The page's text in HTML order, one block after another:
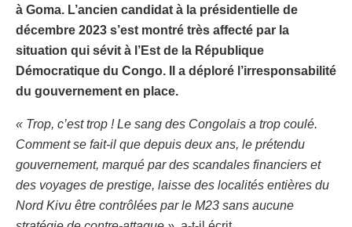
à Goma. L’ancien candidat à la présidentielle de
décembre 2023 s’est montré très affecté par la
situation qui sévit à l’Est de la République
Démocratique du Congo. Il a déploré l’irresponsabilité
du gouvernement en place.
« Trop, c’est trop ! Le sang des Congolais a trop coulé.
Comment se fait-il que depuis deux ans, le prétendu
gouvernement, marqué par des scandales financiers et
des voyages de prestige, laisse des localités entières du
Nord Kivu être contrôlées par le M23 sans aucune